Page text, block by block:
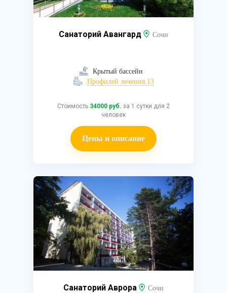
Санаторий Авангард Сочи
Крытый бассейн
Профилей лечения 13
Стоимость 34000 руб. за 1 сутки для 2
человек
Цены и описание
Санаторий Аврора Сочи